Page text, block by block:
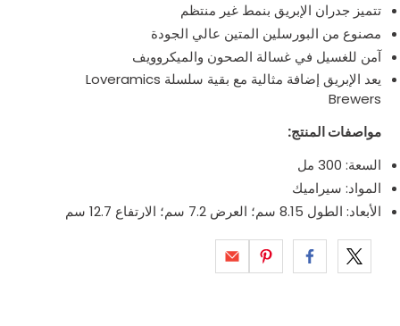
تتميز جدران الإبريق بنمط غير منتظم
مصنوع من البورسلين المتين عالي الجودة
آمن للغسيل في غسالة الصحون والميكروويف
يعد الإبريق إضافة مثالية مع بقية سلسلة Loveramics
Brewers
مواصفات المنتج:
السعة: 300 مل
المواد: سيراميك
الأبعاد: الطول 8.15 سم؛ العرض 7.2 سم؛ الارتفاع 12.7 سم